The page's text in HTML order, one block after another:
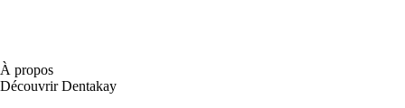
À propos
Découvrir Dentakay